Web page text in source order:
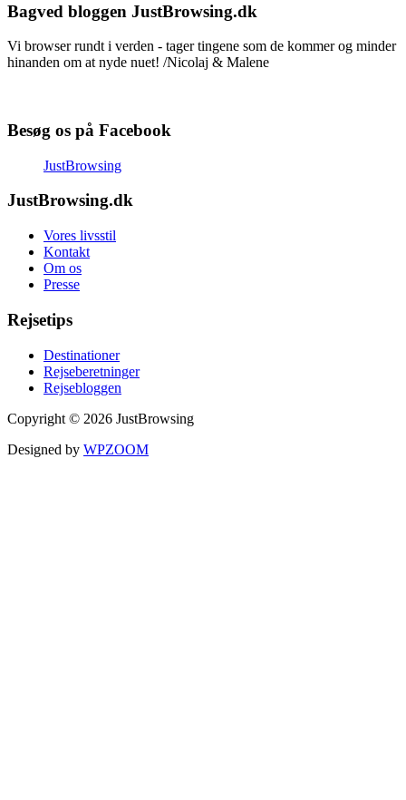
Bagved bloggen JustBrowsing.dk
Vi browser rundt i verden - tager tingene som de kommer og minder
hinanden om at nyde nuet! /Nicolaj & Malene
Besøg os på Facebook
JustBrowsing
JustBrowsing.dk
Vores livsstil
Kontakt
Om os
Presse
Rejsetips
Destinationer
Rejseberetninger
Rejsebloggen
Copyright © 2026 JustBrowsing
Designed by WPZOOM